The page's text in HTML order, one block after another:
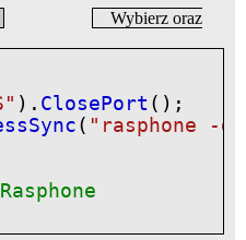
Wybierz oraz
). ClosePort ();
( "rasphone -d